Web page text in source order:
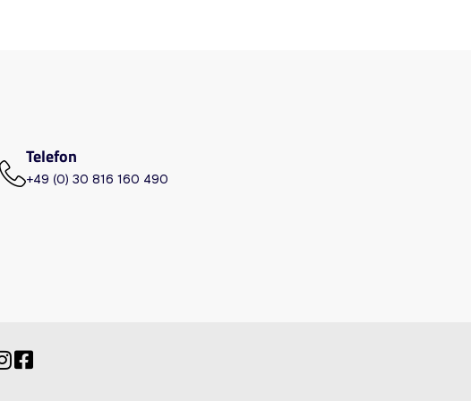
Telefon
+49 (0) 30 816 160 490